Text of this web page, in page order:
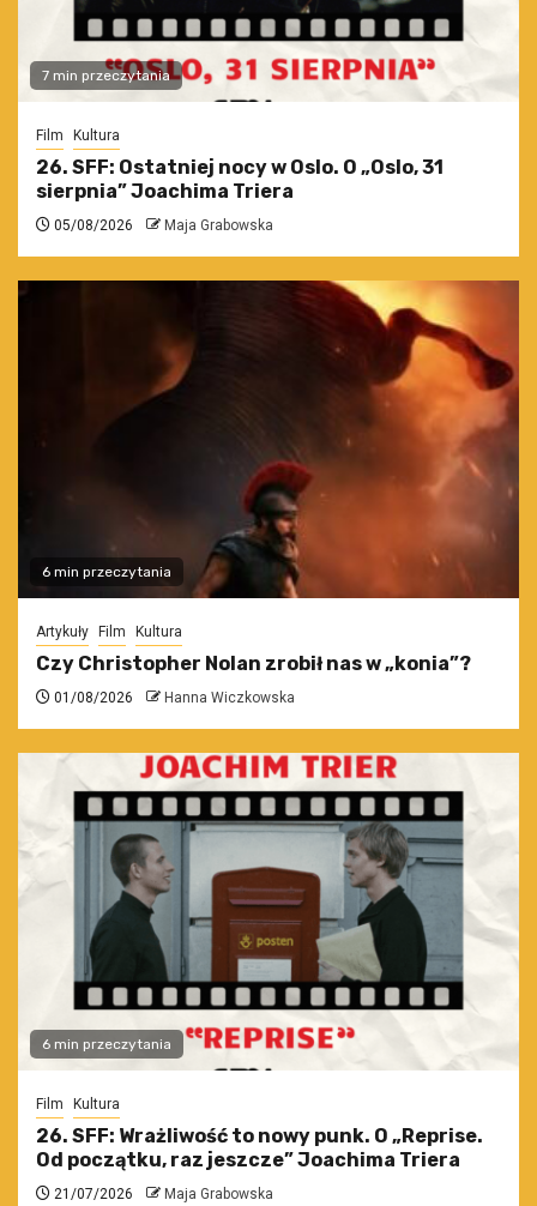
7 min przeczytania
Film Kultura
26. SFF: Ostatniej nocy w Oslo. O „Oslo, 31
sierpnia” Joachima Triera
05/08/2026 Maja Grabowska
6 min przeczytania
Artykuły Film Kultura
Czy Christopher Nolan zrobił nas w „konia”?
01/08/2026 Hanna Wiczkowska
6 min przeczytania
Film Kultura
26. SFF: Wrażliwość to nowy punk. O „Reprise.
Od początku, raz jeszcze” Joachima Triera
21/07/2026 Maja Grabowska